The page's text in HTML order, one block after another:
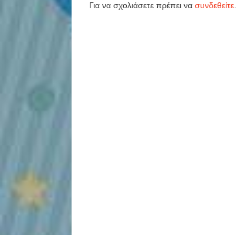
Για να σχολιάσετε πρέπει να συνδεθείτε